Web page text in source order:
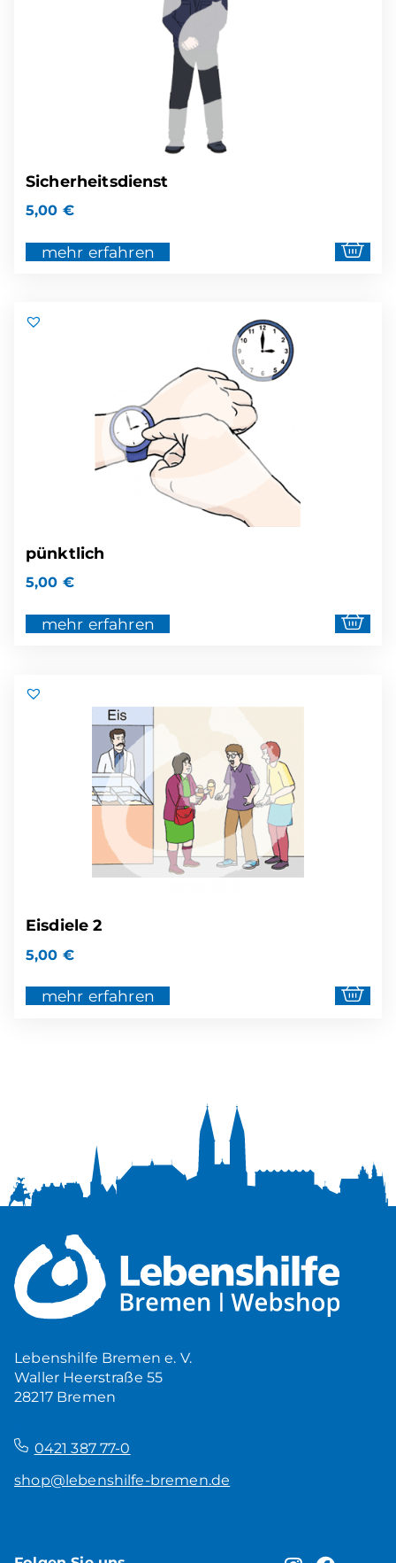
Sicherheitsdienst
5,00 €
mehr erfahren
pünktlich
5,00 €
mehr erfahren
Eisdiele 2
5,00 €
mehr erfahren
Lebenshilfe Bremen e. V.
Waller Heerstraße 55
28217 Bremen
0421 387 77-0
shop@lebenshilfe-bremen.de